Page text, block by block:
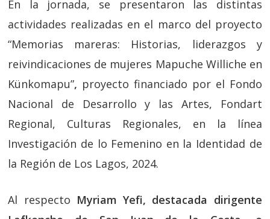
En la jornada, se presentaron las distintas
actividades realizadas en el marco del proyecto
“Memorias mareras: Historias, liderazgos y
reivindicaciones de mujeres Mapuche Williche en
Künkomapu”, proyecto financiado por el Fondo
Nacional de Desarrollo y las Artes, Fondart
Regional, Culturas Regionales, en la línea
Investigación de lo Femenino en la Identidad de
la Región de Los Lagos, 2024.
Al respecto Myriam Yefi, destacada dirigente